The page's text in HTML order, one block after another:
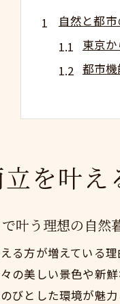
自然と都
東京
都市
東京
自然
東京から
東京
東京
家賃
東京
を叶え
叶う理想の自然
る方が増えている
の美しい景色や新
びとした環境が魅力